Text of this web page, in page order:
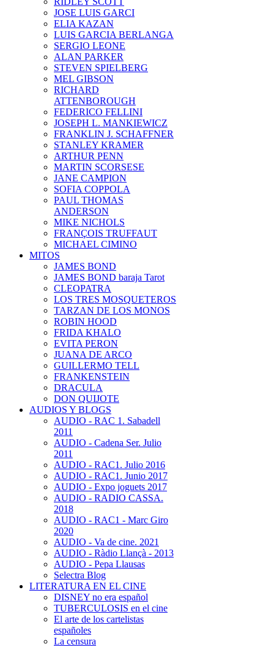
JOSE LUIS GARCI
ELIA KAZAN
LUIS GARCIA BERLANGA
SERGIO LEONE
ALAN PARKER
STEVEN SPIELBERG
MEL GIBSON
RICHARD
ATTENBOROUGH
FEDERICO FELLINI
JOSEPH L. MANKIEWICZ
FRANKLIN J. SCHAFFNER
STANLEY KRAMER
ARTHUR PENN
MARTIN SCORSESE
JANE CAMPION
SOFIA COPPOLA
PAUL THOMAS
ANDERSON
MIKE NICHOLS
FRANÇOIS TRUFFAUT
MICHAEL CIMINO
MITOS
JAMES BOND
JAMES BOND baraja Tarot
CLEOPATRA
LOS TRES MOSQUETEROS
TARZAN DE LOS MONOS
ROBIN HOOD
FRIDA KHALO
EVITA PERON
JUANA DE ARCO
GUILLERMO TELL
FRANKENSTEIN
DRACULA
DON QUIJOTE
AUDIOS Y BLOGS
AUDIO - RAC 1. Sabadell
2011
AUDIO - Cadena Ser. Julio
2011
AUDIO - RAC1. Julio 2016
AUDIO - RAC1. Junio 2017
AUDIO - Expo joguets 2017
AUDIO - RADIO CASSA.
2018
AUDIO - RAC1 - Marc Giro
2020
AUDIO - Va de cine. 2021
AUDIO - Ràdio Llançà - 2013
AUDIO - Pepa Llausas
Selectra Blog
LITERATURA EN EL CINE
DISNEY no era español
TUBERCULOSIS en el cine
El arte de los cartelistas
españoles
La censura